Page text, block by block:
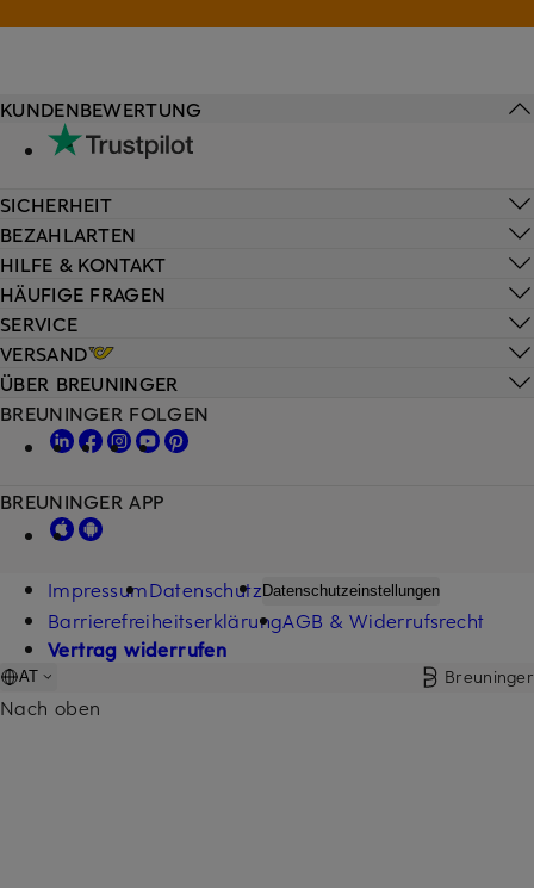
HILFE & KONTAKT
HÄUFIGE FRAGEN
SERVICE
VERSAND
KUNDENBEWERTUNG
SICHERHEIT
BEZAHLARTEN
ÜBER BREUNINGER
BREUNINGER FOLGEN
BREUNINGER APP
ImpressumDatenschutz Datenschutzeinstellungen
BarrierefreiheitserklärungAGB & Widerrufsrecht
Vertrag widerrufen
AT Breuninger
Nach oben